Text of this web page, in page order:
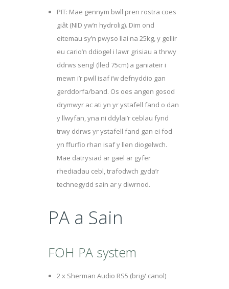
PIT: Mae gennym bwll pren rostra coes
giât (NID yw’n hydrolig). Dim ond
eitemau sy’n pwyso llai na 25kg, y gellir
eu cario’n ddiogel i lawr grisiau a thrwy
ddrws sengl (lled 75cm) a ganiateir i
mewn i’r pwll isaf i’w defnyddio gan
gerddorfa/band. Os oes angen gosod
drymwyr ac ati yn yr ystafell fand o dan
y llwyfan, yna ni ddylai’r ceblau fynd
trwy ddrws yr ystafell fand gan ei fod
yn ffurfio rhan isaf y llen diogelwch.
Mae datrysiad ar gael ar gyfer
rhediadau cebl, trafodwch gyda’r
technegydd sain ar y diwrnod.
PA a Sain
FOH PA system
2 x Sherman Audio RS5 (brig/ canol)